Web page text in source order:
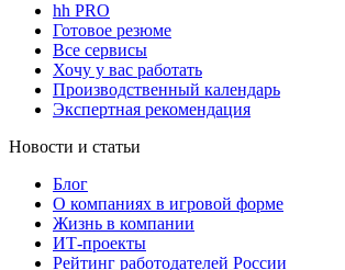
hh PRO
Готовое резюме
Все сервисы
Хочу у вас работать
Производственный календарь
Экспертная рекомендация
Новости и статьи
Блог
О компаниях в игровой форме
Жизнь в компании
ИТ-проекты
Рейтинг работодателей России